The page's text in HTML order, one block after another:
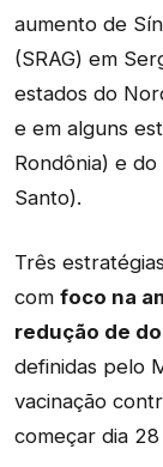
aumento de
(SRAG) em
estados do
e em alguns
Rondônia) e
Santo).
Três
com foco na
redução de
definidas pelo
vacinação
começar dia